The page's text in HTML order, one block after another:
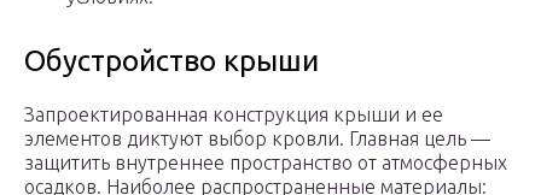
Обустройство крыши
Запроектированная конструкция крыши и ее
элементов диктуют выбор кровли. Главная цель —
защитить внутреннее пространство от атмосферных
осадков. Наиболее распространенные материалы: